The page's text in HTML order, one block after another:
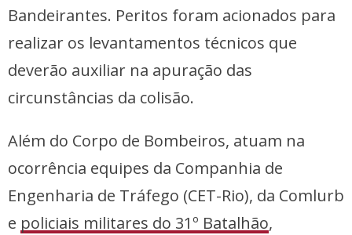
Bandeirantes. Peritos foram acionados para
realizar os levantamentos técnicos que
deverão auxiliar na apuração das
circunstâncias da colisão.
Além do Corpo de Bombeiros, atuam na
ocorrência equipes da Companhia de
Engenharia de Tráfego (CET-Rio), da Comlurb
e policiais militares do 31º Batalhão,